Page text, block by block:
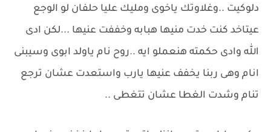
دلوكيت ..وغلاوتك ياخوى ومليك عليا حلفان لو الوجع
عيتاخد كنت خدت منيها هبابه وخففت عنيها ...لكن ادى
الله وادى حكمته هنعملو ايه ..روح نام ياولد ابوى وسيبنى
انام وهى ربنا يخفف عنيها يارب واستعدت عشان ترجع
تنام وشدت الغطا عشان تتغطى ..